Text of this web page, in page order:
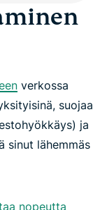
verkossa
suojaa
ja
sinut lähemmäs
nopeutta